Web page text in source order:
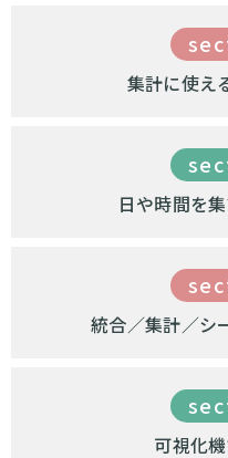
集計に使え
日や時間を
統合／集計／シ
可視化